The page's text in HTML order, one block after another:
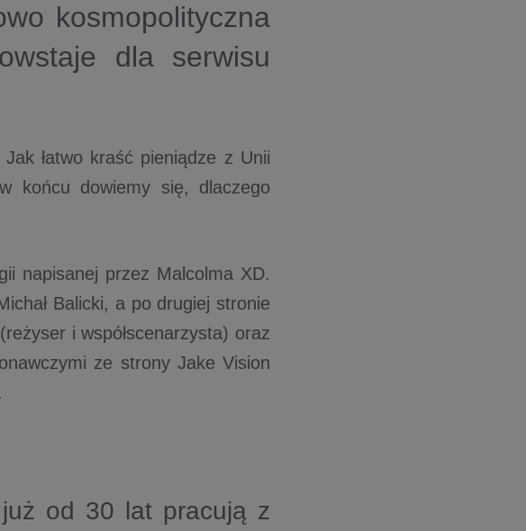
kosmopolityczna
dla serwisu
łatwo kraść pieniądze z Unii
końcu dowiemy się, dlaczego
napisanej przez Malcolma XD.
Balicki, a po drugiej stronie
i współscenarzysta) oraz
ze strony Jake Vision
od 30 lat pracują z